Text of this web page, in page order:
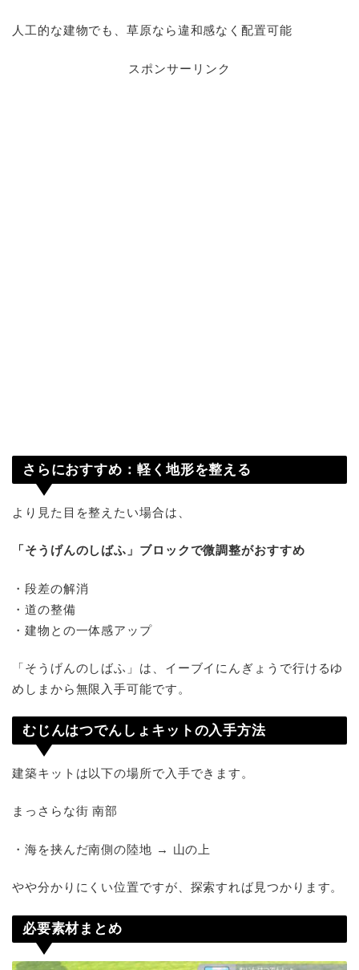
人工的な建物でも、草原なら違和感なく配置可能
スポンサーリンク
さらにおすすめ：軽く地形を整える
より見た目を整えたい場合は、
「そうげんのしばふ」ブロックで微調整がおすすめ
・段差の解消
・道の整備
・建物との一体感アップ
「そうげんのしばふ」は、イーブイにんぎょうで行けるゆ
めしまから無限入手可能です。
むじんはつでんしょキットの入手方法
建築キットは以下の場所で入手できます。
まっさらな街 南部
・海を挟んだ南側の陸地 → 山の上
やや分かりにくい位置ですが、探索すれば見つかります。
必要素材まとめ